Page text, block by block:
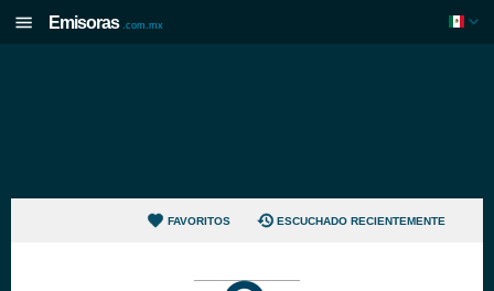
Emisoras .com.mx
FAVORITOS ESCUCHADO RECIENTEMENTE